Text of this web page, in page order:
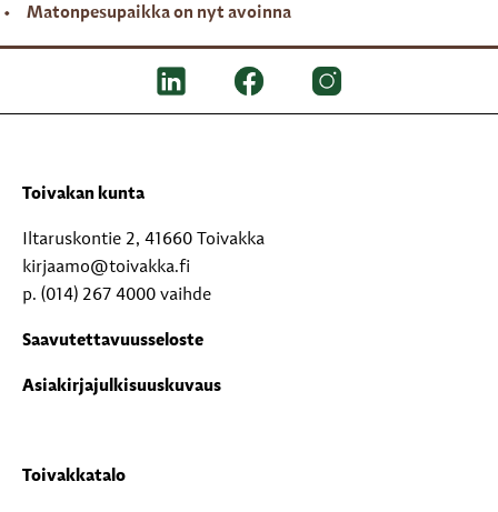
Matonpesupaikka on nyt avoinna
Toivakan kunta
Iltaruskontie 2, 41660 Toivakka
kirjaamo@toivakka.fi
p. (014) 267 4000 vaihde
Saavutettavuusseloste
Asiakirjajulkisuuskuvaus
Toivakkatalo